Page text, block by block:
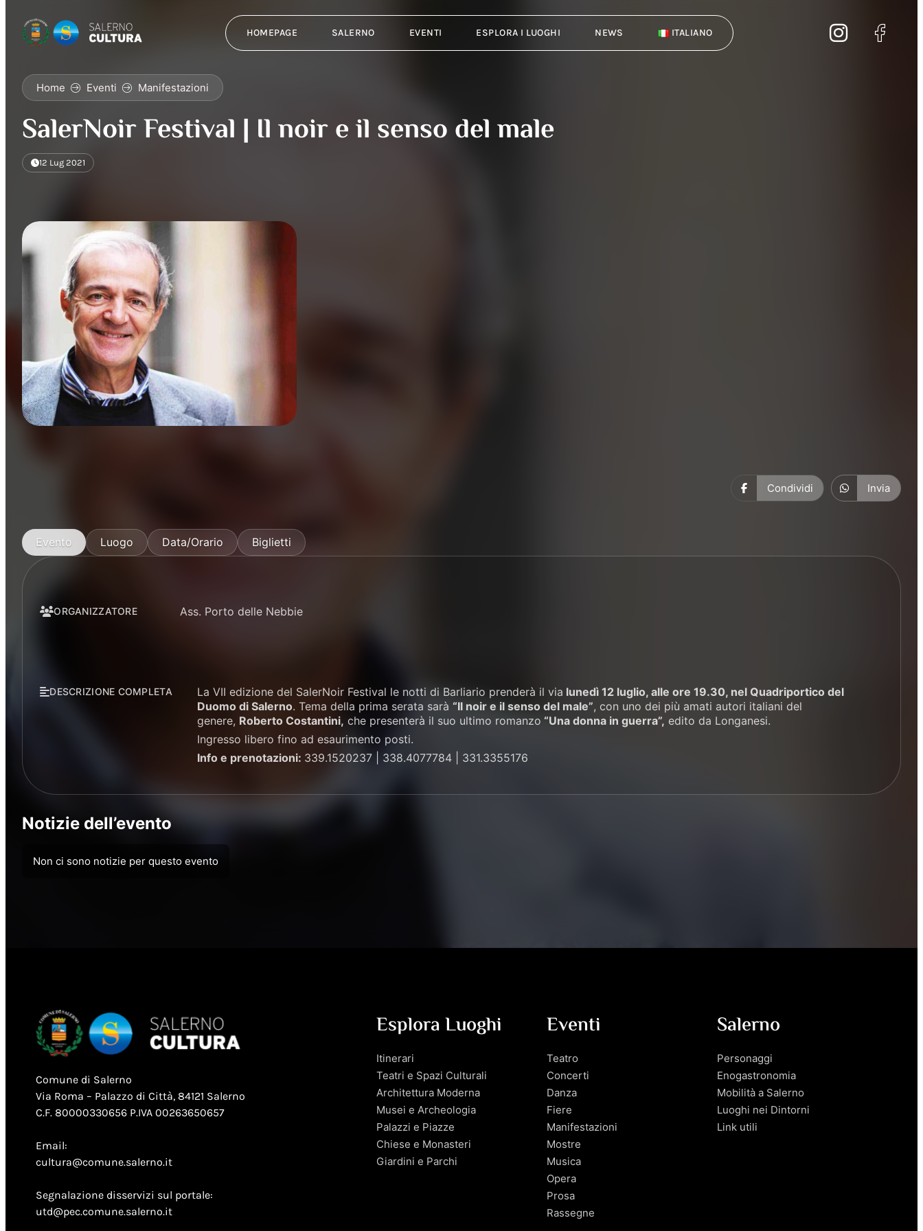
HOMEPAGE SALERNO EVENTI ESPLORA I LUOGHI NEWS ITALIANO
Home Eventi Manifestazioni
SalerNoir Festival | Il noir e il senso del male
12 Lug 2021
Condividi Invia
Evento Luogo Data/Orario Biglietti
ORGANIZZATORE Ass. Porto delle Nebbie
DESCRIZIONE COMPLETA La VII edizione del SalerNoir Festival le notti di Barliario prenderà il via lunedì 12 luglio, alle ore 19.30, nel Quadriportico del
Duomo di Salerno. Tema della prima serata sarà “Il noir e il senso del male”, con uno dei più amati autori italiani del
genere, Roberto Costantini, che presenterà il suo ultimo romanzo “Una donna in guerra”, edito da Longanesi.
Ingresso libero fino ad esaurimento posti.
Info e prenotazioni: 339.1520237 | 338.4077784 | 331.3355176
Notizie dell’evento
Non ci sono notizie per questo evento
Comune di Salerno
Via Roma – Palazzo di Città, 84121 Salerno
C.F. 80000330656 P.IVA 00263650657
Email:
cultura@comune.salerno.it
Segnalazione disservizi sul portale:
utd@pec.comune.salerno.it
Esplora Luoghi
Itinerari
Teatri e Spazi Culturali
Architettura Moderna
Musei e Archeologia
Palazzi e Piazze
Chiese e Monasteri
Giardini e Parchi
Eventi
Teatro
Concerti
Danza
Fiere
Manifestazioni
Mostre
Musica
Opera
Prosa
Rassegne
Salerno
Personaggi
Enogastronomia
Mobilità a Salerno
Luoghi nei Dintorni
Link utili